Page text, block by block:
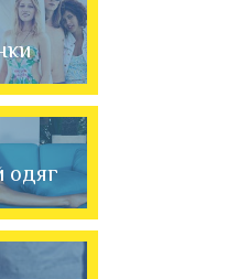
одяг